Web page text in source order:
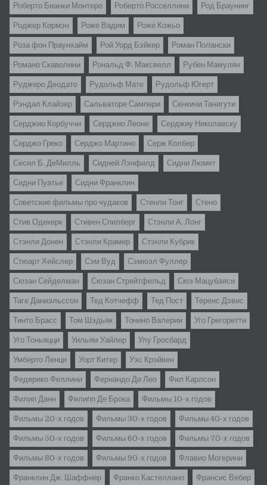
Роберто Бианки Монтеро Роберто Росселлини Род Браунинг
Роджер Кормэн Роже Вадим Роже Кожьо
Роза фон Праунхайм Рой Уорд Бэйкер Роман Полански
Романо Скаволини Рональд Ф. Максвелл Рубен Мамулян
Руджеро Деодато Рудольф Мате Рудольф Югерт
Рэндал Клайзер Сальваторе Сампери Сенкичи Танигути
Серджио Корбуччи Серджио Леоне Серджиу Николаеску
Серджо Греко Серджо Мартино Серж Колбер
Сесил Б. ДеМилль Сидней Лэнфилд Сидни Люмет
Сидни Пуатье Сидни Франклин
Советские фильмы про чудаков Стенли Тонг Стено
Стив Одекерк Стивен Спилберг Стэнли А. Лонг
Стэнли Донен Стэнли Крамер Стэнли Кубрик
Стюарт Хейслер Сэм Вуд Сэмюэл Фуллер
Сюзан Сейделман Сюзан Стрейтфельд Сюэ Мацубаяси
Таге Даниэльссон Тед Котчефф Тед Пост Теренс Дэвис
Тинто Брасс Том Шэдьяк Тонино Валерии Уго Грегоретти
Уго Тоньяцци Уильям Уайлер Улу Гросбард
Умберто Ленци Уорт Китер Уэс Крэйвен
Федерико Феллини Фернандо Ди Лео Фил Карлсон
Филип Данн Филипп Де Брока Фильмы 10-х годов
Фильмы 20-х годов Фильмы 30-х годов Фильмы 40-х годов
Фильмы 50-х годов Фильмы 60-х годов Фильмы 70-х годов
Фильмы 80-х годов Фильмы 90-х годов Флавио Могерини
Франклин Дж. Шаффнер Франко Кастеллано Франсис Вебер